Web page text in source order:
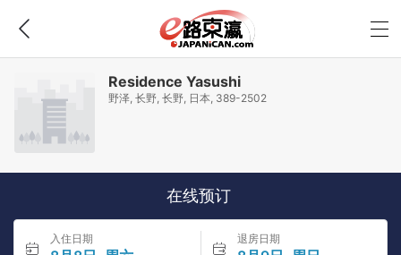
Residence Yasushi
野泽, 长野, 长野, 日本, 389-2502
在线预订
入住日期 退房日期